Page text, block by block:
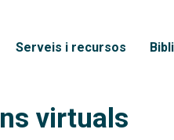
Menú principal
Serveis i recursos
virtuals